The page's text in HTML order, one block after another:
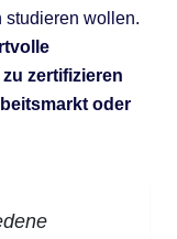
wollen.
zertifizieren
oder